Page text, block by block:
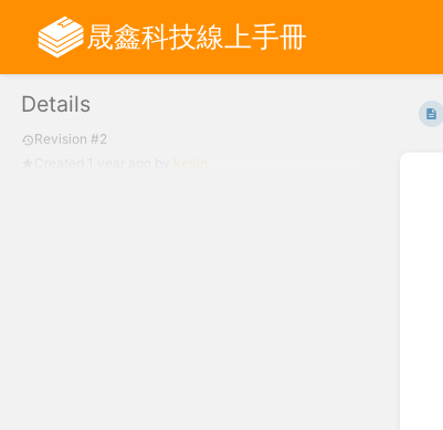
晟鑫科技線上手冊
Details
Revision #2
kevin